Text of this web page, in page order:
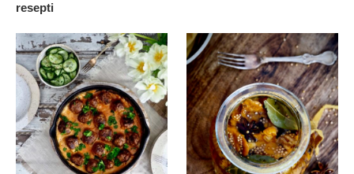
resepti